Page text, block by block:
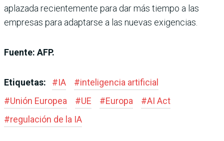
aplazada recientemente para dar más tiempo a las
empresas para adaptarse a las nuevas exigencias.
Fuente: AFP.
Etiquetas: #IA #inteligencia artificial
#Unión Europea #UE #Europa #AI Act
#regulación de la IA